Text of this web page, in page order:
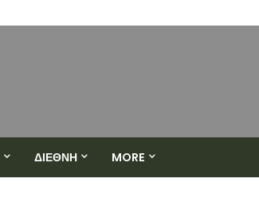
ΔΙΕΘΝΗ MORE